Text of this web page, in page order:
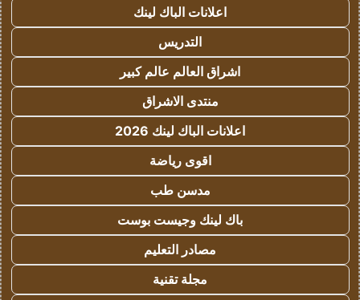
اعلانات الباك لينك
التدريس
اشراق العالم عالم كبير
منتدى الاشراق
اعلانات الباك لينك 2026
اقوى رياضة
مدسن طب
باك لينك وجيست بوست
مصادر التعليم
مجلة تقنية